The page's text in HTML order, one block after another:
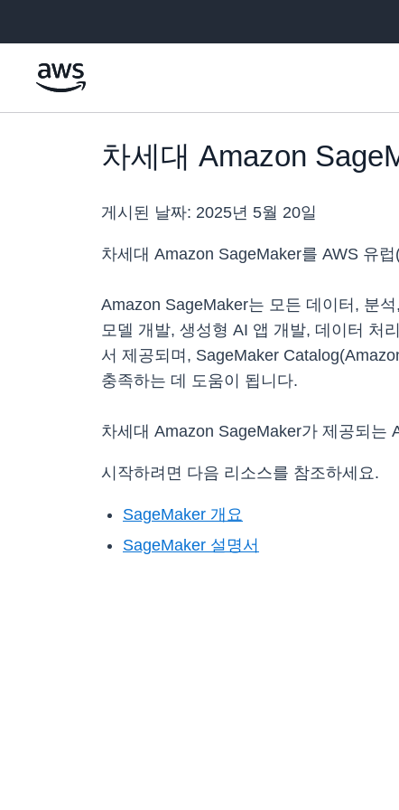
차세대 Amazon
게시된 날짜: 2025년 5월 20일
차세대 Amazon SageMaker를 AWS 유
Amazon SageMaker는 모든 데이터, 분
모델 개발, 생성형 AI 앱 개발, 데이터 처
서 제공되며, SageMaker
충족하는 데 도움이 됩니다.
차세대 Amazon SageMaker가 제공되는
시작하려면 다음 리소스를 참조하세요.
SageMaker 개요
SageMaker 설명서